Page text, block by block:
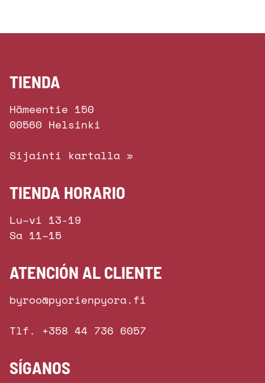
TIENDA
Hämeentie 150
00560 Helsinki
Sijainti kartalla »
TIENDA HORARIO
Lu–vi 13-19
Sa 11–15
ATENCIÓN AL CLIENTE
byroo@pyorienpyora.fi
Tlf. +358 44 736 6057
SÍGANOS